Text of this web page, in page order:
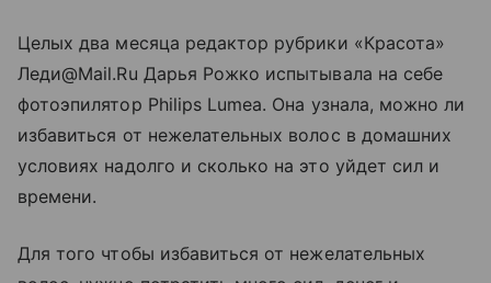
Целых два месяца редактор рубрики «Красота»
Леди@Mail.Ru Дарья Рожко испытывала на себе
фотоэпилятор Philips Lumea. Она узнала, можно ли
избавиться от нежелательных волос в домашних
условиях надолго и сколько на это уйдет сил и
времени.
Для того чтобы избавиться от нежелательных